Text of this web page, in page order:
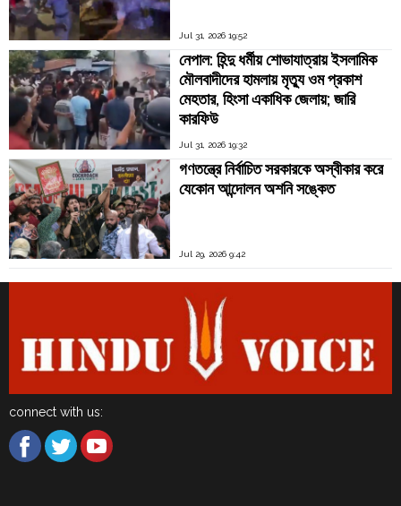
Jul 31, 2026 19:52
নেপাল: হিন্দু ধর্মীয় শোভাযাত্রায় ইসলামিক
মৌলবাদীদের হামলায় মৃত্যু ওম প্রকাশ
মেহতার, হিংসা একাধিক জেলায়; জারি
কারফিউ
Jul 31, 2026 19:32
গণতন্ত্রে নির্বাচিত সরকারকে অস্বীকার করে
যেকোন আন্দোলন অশনি সঙ্কেত
Jul 29, 2026 9:42
connect with us: